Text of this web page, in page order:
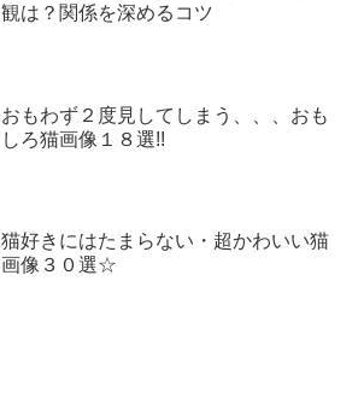
観は？関係を深めるコツ
おもわず２度見してしまう、、、おも
しろ猫画像１８選!!
猫好きにはたまらない・超かわいい猫
画像３０選☆